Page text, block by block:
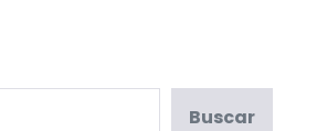
Buscar